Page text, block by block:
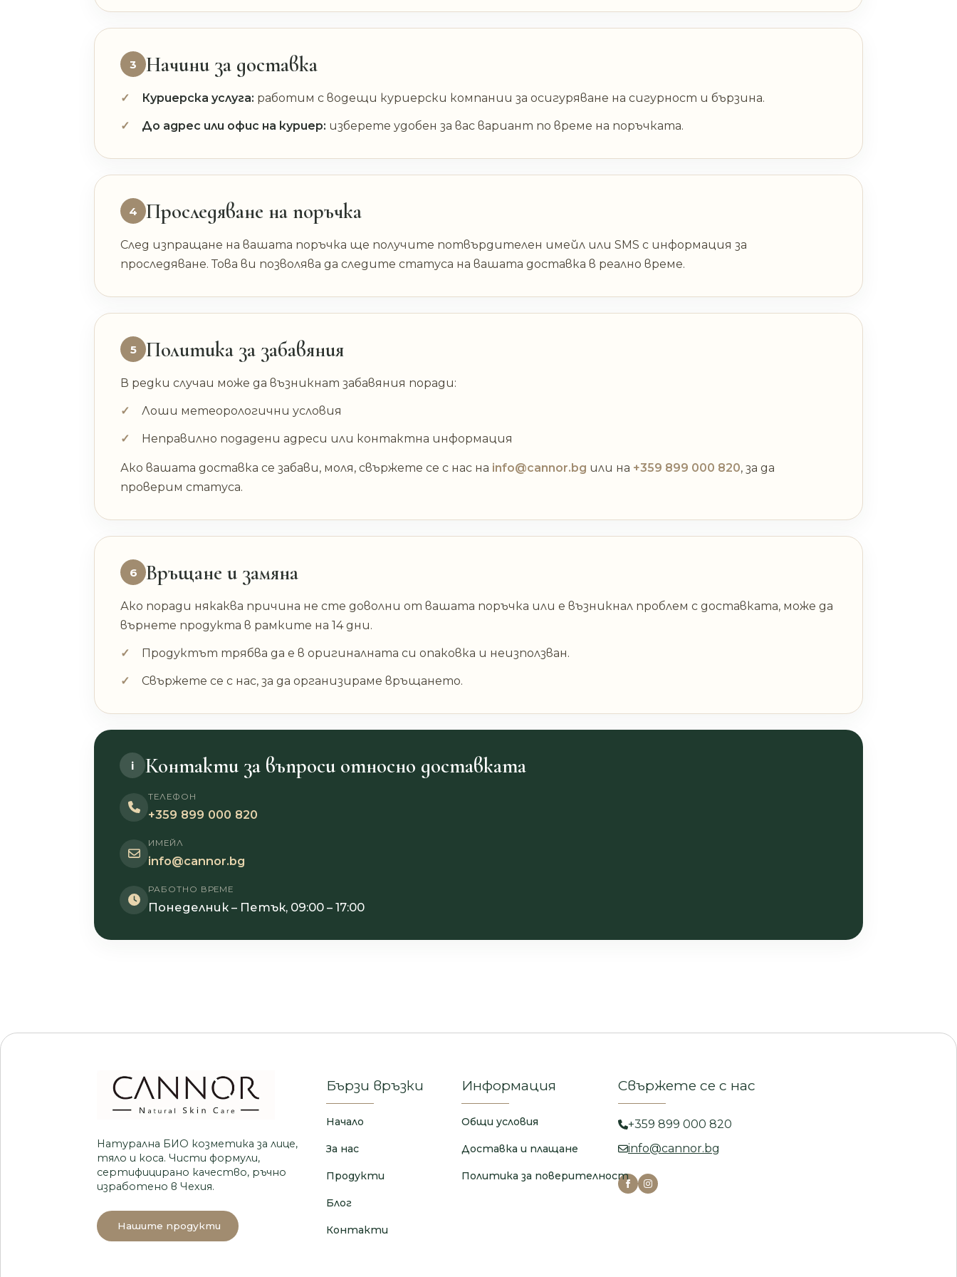
3 Начини за доставка
Куриерска услуга: работим с водещи куриерски компании за осигуряване на сигурност и бързина.
До адрес или офис на куриер: изберете удобен за вас вариант по време на поръчката.
4 Проследяване на поръчка
След изпращане на вашата поръчка ще получите потвърдителен имейл или SMS с информация за
проследяване. Това ви позволява да следите статуса на вашата доставка в реално време.
5 Политика за забавяния
В редки случаи може да възникнат забавяния поради:
Лоши метеорологични условия
Неправилно подадени адреси или контактна информация
Ако вашата доставка се забави, моля, свържете се с нас на info@cannor.bg или на +359 899 000 820, за да
проверим статуса.
6 Връщане и замяна
Ако поради някаква причина не сте доволни от вашата поръчка или е възникнал проблем с доставката, може да
върнете продукта в рамките на 14 дни.
Продуктът трябва да е в оригиналната си опаковка и неизползван.
Свържете се с нас, за да организираме връщането.
i Контакти за въпроси относно доставката
ТЕЛЕФОН
+359 899 000 820
ИМЕЙЛ
info@cannor.bg
РАБОТНО ВРЕМЕ
Понеделник – Петък, 09:00 – 17:00
Натурална БИО козметика за лице,
тяло и коса. Чисти формули,
сертифицирано качество, ръчно
изработено в Чехия.
Нашите продукти
Бързи връзки
Начало
За нас
Продукти
Блог
Контакти
Информация
Общи условия
Доставка и плащане
Политика за поверителност
Свържете се с нас
+359 899 000 820
info@cannor.bg